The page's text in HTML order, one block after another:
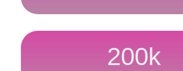
200k